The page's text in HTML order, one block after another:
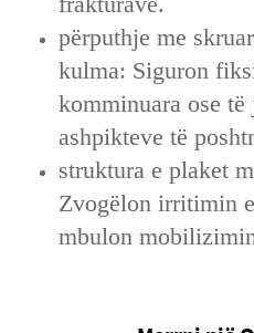
përputhje me
kulma: Siguron
komminuara ose
ashpikteve të
struktura e plaket
Zvogëlon irritimin
mbulon